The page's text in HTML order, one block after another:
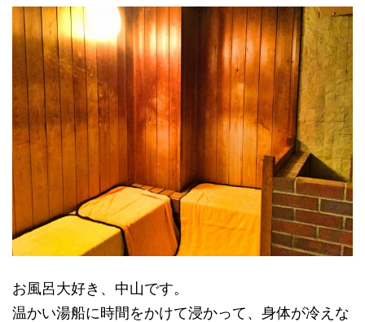
お風呂大好き、中山です。
温かい湯船に時間をかけて浸かって、身体が冷えな